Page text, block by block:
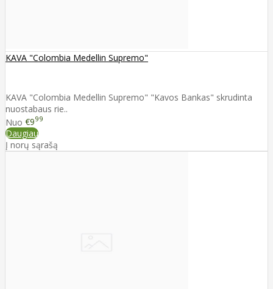
KAVA "Colombia Medellin Supremo"
KAVA "Colombia Medellin Supremo" "Kavos Bankas" skrudinta
nuostabaus rie..
Nuo €999
Daugiau
Į norų sąrašą